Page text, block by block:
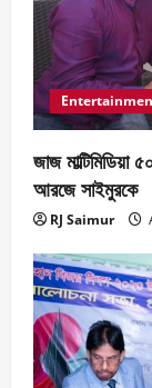
o
n
জাজ
আরজে সাইমুরকে
RJ Saimur